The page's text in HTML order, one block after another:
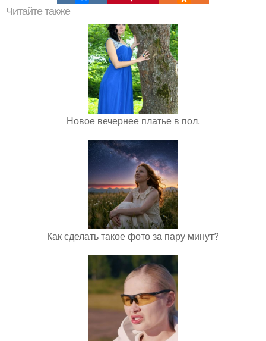
Читайте также
Новое вечернее платье в пол.
Как сделать такое фото за пару минут?